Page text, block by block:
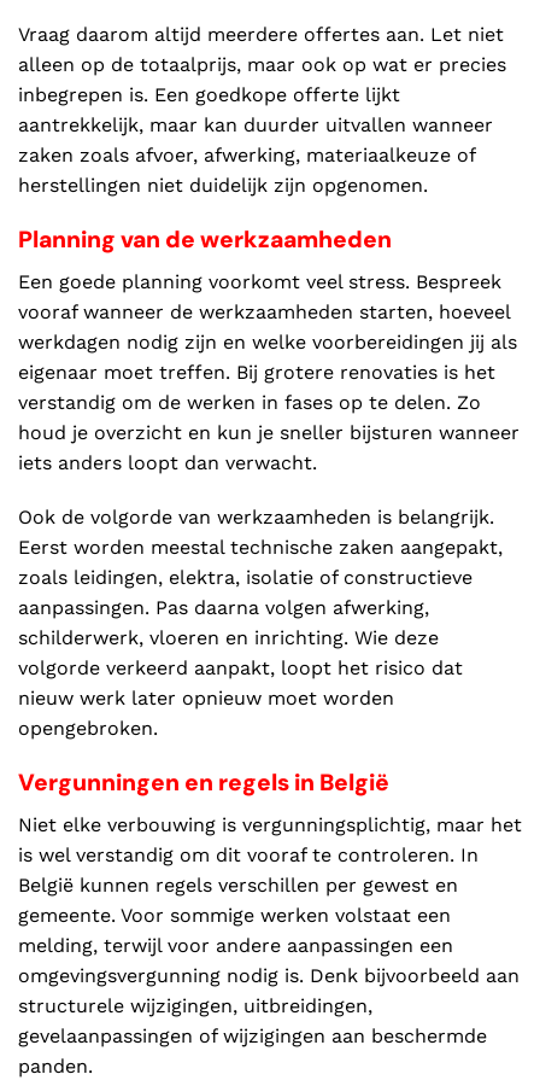
Vraag daarom altijd meerdere offertes aan. Let niet
alleen op de totaalprijs, maar ook op wat er precies
inbegrepen is. Een goedkope offerte lijkt
aantrekkelijk, maar kan duurder uitvallen wanneer
zaken zoals afvoer, afwerking, materiaalkeuze of
herstellingen niet duidelijk zijn opgenomen.
Planning van de werkzaamheden
Een goede planning voorkomt veel stress. Bespreek
vooraf wanneer de werkzaamheden starten, hoeveel
werkdagen nodig zijn en welke voorbereidingen jij als
eigenaar moet treffen. Bij grotere renovaties is het
verstandig om de werken in fases op te delen. Zo
houd je overzicht en kun je sneller bijsturen wanneer
iets anders loopt dan verwacht.
Ook de volgorde van werkzaamheden is belangrijk.
Eerst worden meestal technische zaken aangepakt,
zoals leidingen, elektra, isolatie of constructieve
aanpassingen. Pas daarna volgen afwerking,
schilderwerk, vloeren en inrichting. Wie deze
volgorde verkeerd aanpakt, loopt het risico dat
nieuw werk later opnieuw moet worden
opengebroken.
Vergunningen en regels in België
Niet elke verbouwing is vergunningsplichtig, maar het
is wel verstandig om dit vooraf te controleren. In
België kunnen regels verschillen per gewest en
gemeente. Voor sommige werken volstaat een
melding, terwijl voor andere aanpassingen een
omgevingsvergunning nodig is. Denk bijvoorbeeld aan
structurele wijzigingen, uitbreidingen,
gevelaanpassingen of wijzigingen aan beschermde
panden.